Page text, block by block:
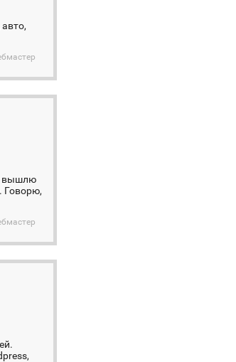
вышлю
Говорю,